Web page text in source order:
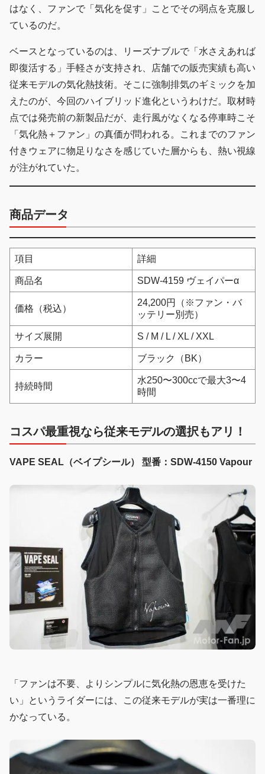
はなく、ファンで「気化を促す」ことでその弱点を克服し
ているのだ。
ベースとなっているのは、リーズナブルで「水さえあれば
即復活する」手軽さが支持され、店舗での販売実績も高い
従来モデルの気化熱技術。そこに強制排気のギミックを加
えたのが、今回のハイブリッド進化というわけだ。取材時
点では発売前の新製品だが、走行風がなくなる停車時こそ
「気化熱＋ファン」の真価が問われる。これまでのファン
付きウェアに物足りなさを感じていた層からも、熱い視線
が注がれていた。
商品データ
項目 詳細
商品名 SDW-4159 ヴェイパーα
価格（税込）
24,200円（※ファン・バ
ッテリー別売）
サイズ展開 S / M / L / XL / XXL
カラー ブラック（BK）
持続時間
水250〜300ccで最大3〜4
時間
コスパ最重視なら従来モデルの選択もアリ！
VAPE SEAL（ベイプシール） 型番：SDW-4150 Vapour
「ファンは不要、よりシンプルに気化熱の恩恵を受けた
い」というライダーには、この従来モデルが実は一番理に
かなっている。